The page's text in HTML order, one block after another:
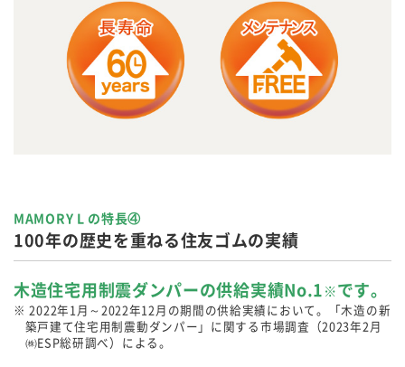
MAMORY L の特長④
100年の歴史を重ねる住友ゴムの実績
木造住宅用制震ダンパーの供給実績No.1※です。
※ 2022年1月～2022年12月の期間の供給実績において。「木造の新
築戸建て住宅用制震動ダンパー」に関する市場調査（2023年2月
㈱ESP総研調べ）による。